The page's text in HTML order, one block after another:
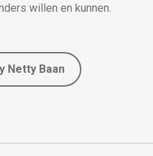
willen en kunnen.
Netty Baan